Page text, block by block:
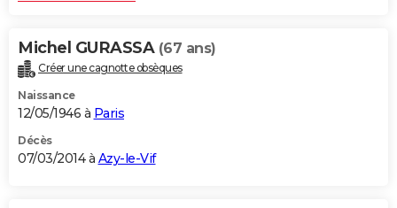
Michel GURASSA (67 ans)
Créer une cagnotte obsèques
Naissance
12/05/1946 à Paris
Décès
07/03/2014 à Azy-le-Vif